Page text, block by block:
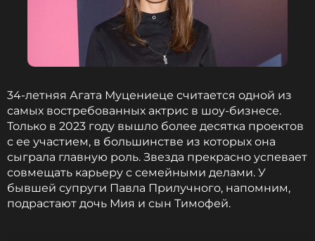
34-летняя Агата Муцениеце считается одной из
самых востребованных актрис в шоу-бизнесе.
Только в 2023 году вышло более десятка проектов
с ее участием, в большинстве из которых она
сыграла главную роль. Звезда прекрасно успевает
совмещать карьеру с семейными делами. У
бывшей супруги Павла Прилучного, напомним,
подрастают дочь Мия и сын Тимофей.